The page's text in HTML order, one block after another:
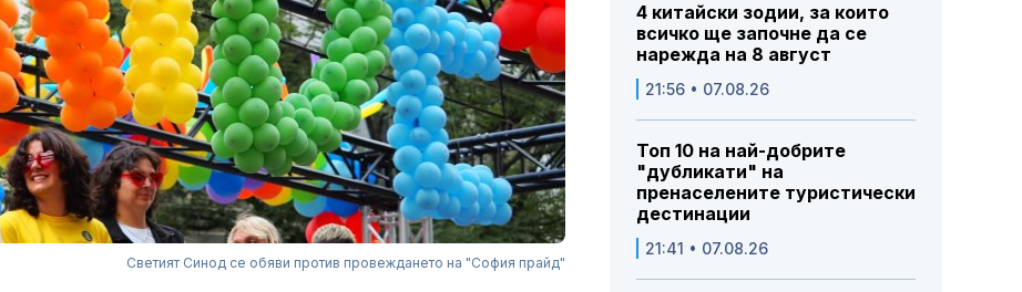
Светият Синод се обяви против провеждането на "София прайд"
4 китайски зодии, за които
всичко ще започне да се
нарежда на 8 август
21:56 • 07.08.26
Топ 10 на най-добрите
"дубликати" на
пренаселените туристически
дестинации
21:41 • 07.08.26